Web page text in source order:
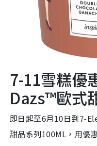
7-11雪糕優
Dazs™歐式
即日起至6月10日到7-
甜品系列100ML，用優